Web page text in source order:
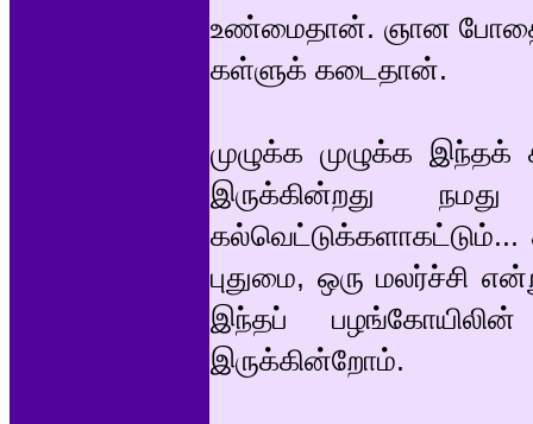
உண்மைதான். ஞான
கள்ளுக் கடைதான்.
முழுக்க முழுக்க
இருக்கின்றது
கல்வெட்டுக்களாகட்டும்...
புதுமை, ஒரு மலர்ச்சி
இந்தப்
இருக்கின்றோம்.